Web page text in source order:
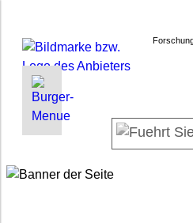
INFORMATIONEN | SUCHEN
Forscherinnen und Forscher
LOGIN